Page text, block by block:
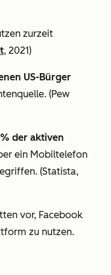
zurzeit
, 2021)
US-Bürger
(Pew
der aktiven
ein Mobiltelefon
(Statista,
vor, Facebook
zu nutzen.